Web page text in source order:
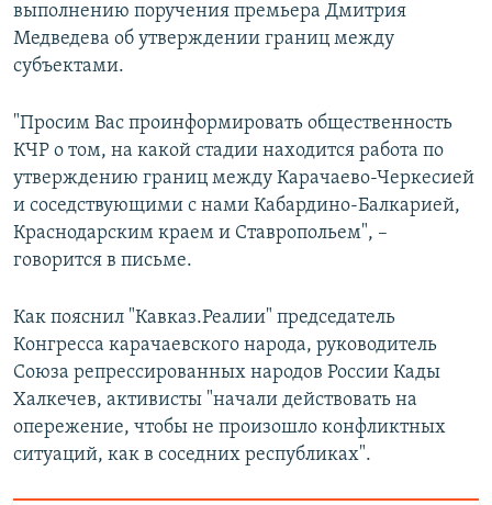
выполнению поручения премьера Дмитрия
Медведева об утверждении границ между
субъектами.
"Просим Вас проинформировать общественность
КЧР о том, на какой стадии находится работа по
утверждению границ между Карачаево-Черкесией
и соседствующими с нами Кабардино-Балкарией,
Краснодарским краем и Ставропольем", –
говорится в письме.
Как пояснил "Кавказ.Реалии" председатель
Конгресса карачаевского народа, руководитель
Союза репрессированных народов России Кады
Халкечев, активисты "начали действовать на
опережение, чтобы не произошло конфликтных
ситуаций, как в соседних республиках".